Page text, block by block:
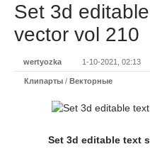
Set 3d
vector vol 210
wertyozka 1-10-2021, 02:13
Клипарты / Векторные
Set 3d editable text